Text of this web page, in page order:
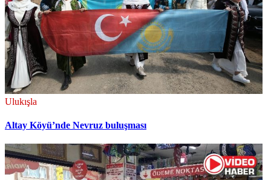
Ulukışla
Altay Köyü’nde Nevruz buluşması